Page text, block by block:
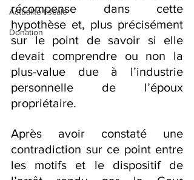
Actualité fiscale
Donation
récompense dans cette
hypothèse et, plus précisément
sur le point de savoir si elle
devait comprendre ou non la
plus-value due à l’industrie
personnelle de l’époux
propriétaire.
Après avoir constaté une
contradiction sur ce point entre
les motifs et le dispositif de